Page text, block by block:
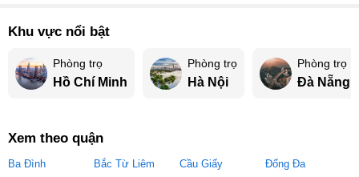
Khu vực nổi bật
Phòng trọ
Hồ Chí Minh
Phòng trọ
Hà Nội
Phòng trọ
Đà Nẵng
Xem theo quận
Ba Đình Bắc Từ Liêm Cầu Giấy
Đống Đa